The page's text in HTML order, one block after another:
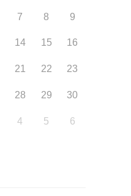
7 8 9
14 15 16
21 22 23
28 29 30
4 5 6